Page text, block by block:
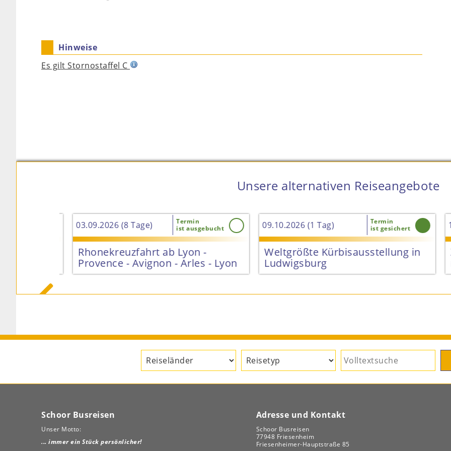
Hinweise
Es gilt Stornostaffel C
Unsere alternativen Reiseangebote
03.09.2026 (8 Tage)
Termin
ist ausgebucht
Rhonekreuzfahrt ab Lyon -
Provence - Avignon - Arles - Lyon
ab 2.545 €
09.10.2026 (1 Tag)
Termin
ist gesichert
Weltgrößte Kürbisausstellung in
Ludwigsburg

Schoor Busreisen
Unser Motto:
... immer ein Stück persönlicher!
Adresse und Kontakt
Schoor Busreisen
77948 Friesenheim
Friesenheimer-Hauptstraße 85